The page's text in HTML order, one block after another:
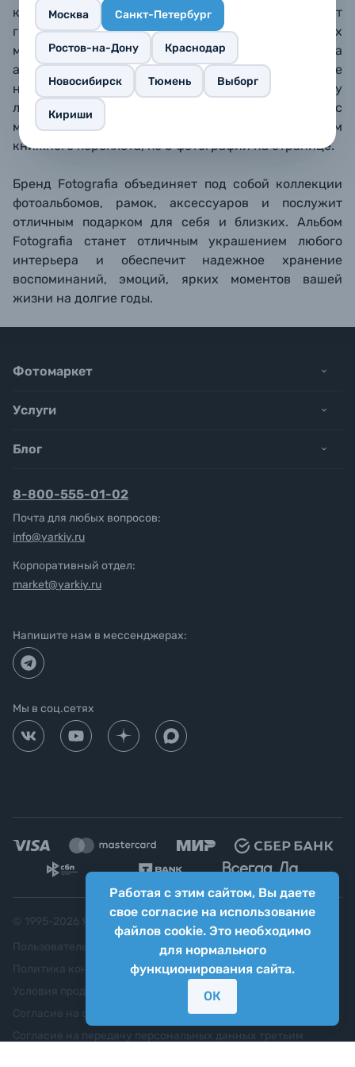
Москва Санкт-Петербург
Ростов-на-Дону Краснодар
Новосибирск Тюмень Выборг
Кириши
кармашках фотографии надежно защищены от
грязи, пыли, отпечатков пальцев. Со временем их
можно легко поменять местами. Твердая обложка
альбома обтянута искусственной кожей, в оконце
на лицевой стороне обложки можно поставить вашу
личную фотографию. Белые бумажные страницы с
местами для подписи скреплены методом
книжного переплета, по 3 фотографии на странице.
Бренд Fotografia объединяет под собой коллекции
фотоальбомов, рамок, аксессуаров и послужит
отличным подарком для себя и близких. Альбом
Fotografia станет отличным украшением любого
интерьера и обеспечит надежное хранение
воспоминаний, эмоций, ярких моментов вашей
жизни на долгие годы.
Работая с этим сайтом, Вы даете
свое согласие на использование
файлов cookie. Это необходимо
для нормального
функционирования сайта.
ОК
Фотомаркет
Услуги
Блог
8-800-555-01-02
Почта для любых вопросов:
info@yarkiy.ru
Корпоративный отдел:
market@yarkiy.ru
Напишите нам в мессенджерах:
Мы в соц.сетях
Яркий фотомаркет ("Яркий Мир")
Пользовательское соглашение
Политика конфиденциальности
Согласие на обработку персональных данных
Согласие на передачу персональных данных третьим